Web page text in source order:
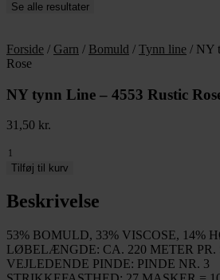
Se alle resultater
Forside / Garn / Bomuld / Tynn line / NY
Rose
NY tynn Line – 4553 Rustic
31,50 kr.
NY
tynn
-
4553
Rose
antal
Tilføj til kurv
Beskrivelse
53% BOMULD, 33% VISCOSE, 14%
LØBELÆNGDE: CA. 220 METER PR.
VEJLEDENDE PINDE: PINDE NR. 3